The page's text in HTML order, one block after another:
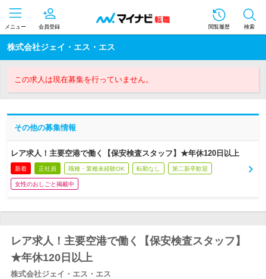
メニュー 会員登録 閲覧履歴 検索
株式会社ジェイ・エス・エス
この求人は現在募集を行っていません。
その他の募集情報
レア求人！主要空港で働く【保安検査スタッフ】★年休120日以上
新着 正社員 職種・業種未経験OK 転勤なし 第二新卒歓迎
女性のおしごと掲載中
レア求人！主要空港で働く【保安検査スタッフ】
★年休120日以上
株式会社ジェイ・エス・エス